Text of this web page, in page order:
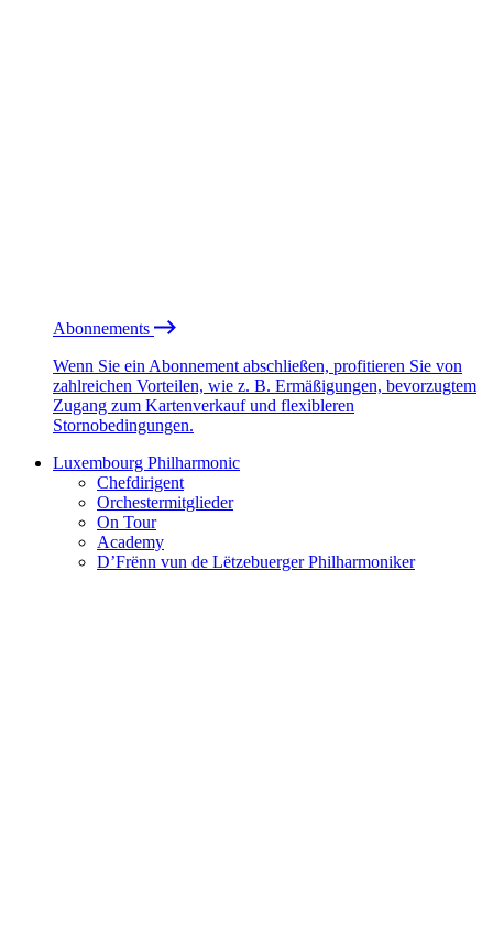
Abonnements
Wenn Sie ein Abonnement abschließen, profitieren Sie von
zahlreichen Vorteilen, wie z. B. Ermäßigungen, bevorzugtem
Zugang zum Kartenverkauf und flexibleren
Stornobedingungen.
Luxembourg Philharmonic
Chefdirigent
Orchestermitglieder
On Tour
Academy
D’Frënn vun de Lëtzebuerger Philharmoniker